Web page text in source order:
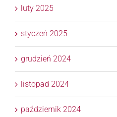
luty 2025
styczeń 2025
grudzień 2024
listopad 2024
październik 2024